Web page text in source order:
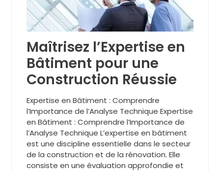
Maîtrisez l’Expertise en
Bâtiment pour une
Construction Réussie
Expertise en Bâtiment : Comprendre
l’Importance de l’Analyse Technique Expertise
en Bâtiment : Comprendre l’Importance de
l’Analyse Technique L’expertise en bâtiment
est une discipline essentielle dans le secteur
de la construction et de la rénovation. Elle
consiste en une évaluation approfondie et